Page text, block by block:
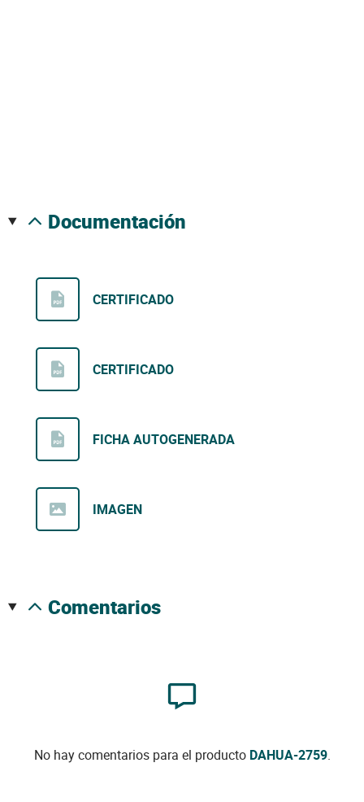
documentación
CERTIFICADO
CERTIFICADO
FICHA AUTOGENERADA
IMAGEN
comentarios
No hay comentarios para el producto DAHUA-2759.